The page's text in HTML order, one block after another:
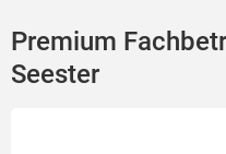
Premium
Seester